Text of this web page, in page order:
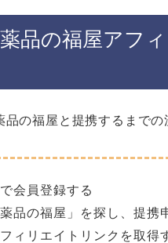
薬品の福屋アフ
の福屋と提携するまでの
会員登録する
品の福屋」を探し、提携
ィリエイトリンクを取得